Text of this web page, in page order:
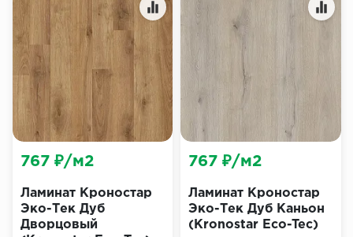
Ламинат Кроностар
Эко-Тек Дуб
Дворцовый
767 ₽/м2
Ламинат Кроностар
Эко-Тек Дуб Каньон
(Kronostar Eco-Tec)
767 ₽/м2